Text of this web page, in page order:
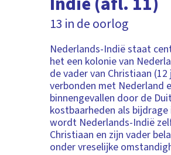
13 in de oorlog
Nederlands-Indië staat
het een kolonie van
de vader van Christiaan
verbonden met Nederland
binnengevallen door de
kostbaarheden als
wordt Nederlands-Indië
Christiaan en zijn vader
onder vreselijke